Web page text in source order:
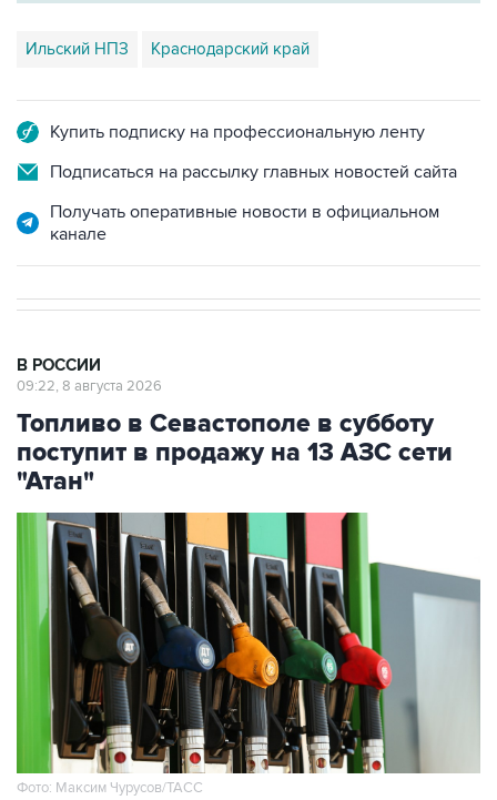
Ильский НПЗ Краснодарский край
Купить подписку на профессиональную ленту
Подписаться на рассылку главных новостей сайта
Получать оперативные новости в официальном
канале
В РОССИИ
09:22, 8 августа 2026
Топливо в Севастополе в субботу
поступит в продажу на 13 АЗС сети
"Атан"
Фото: Максим Чурусов/ТАСС